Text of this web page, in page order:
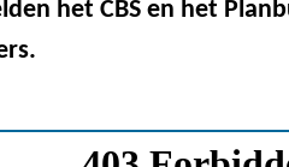
het CBS en het